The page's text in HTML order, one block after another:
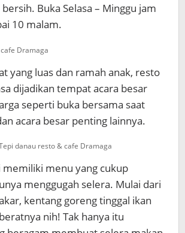
Buka Selasa – Minggu jam
10 malam.
Dramaga
yang luas dan ramah anak, resto
dijadikan tempat acara besar
seperti buka bersama saat
acara besar penting lainnya.
danau resto & cafe Dramaga
memiliki menu yang cukup
menggugah selera. Mulai dari
kentang goreng tinggal ikan
nih! Tak hanya itu